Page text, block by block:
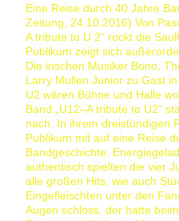
Eine Reise durch 40 Jahre
Zeitung, 24.10.2016) Von
A tribute to U 2“ rockt die
Publikum zeigt sich
Die irischen Musiker Bono,
Larry Mullen Junior zu Gast
U2 wären Bühne und Halle
Band „U12–A tribute to U2“
nach. In ihrem dreistündigen
Publikum mit auf eine Reise
Bandgeschichte.
authentisch spielten die vier
alle großen Hits, wie auch
Eingefleischten unter den
Augen schloss, der hatte